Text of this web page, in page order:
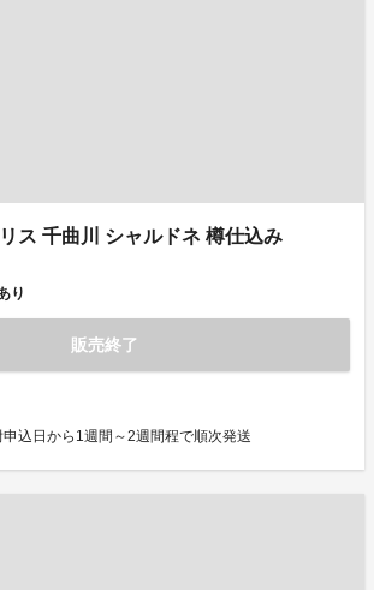
ス 千曲川 シャルドネ 樽仕込み
り
販売終了
込日から1週間～2週間程で順次発送